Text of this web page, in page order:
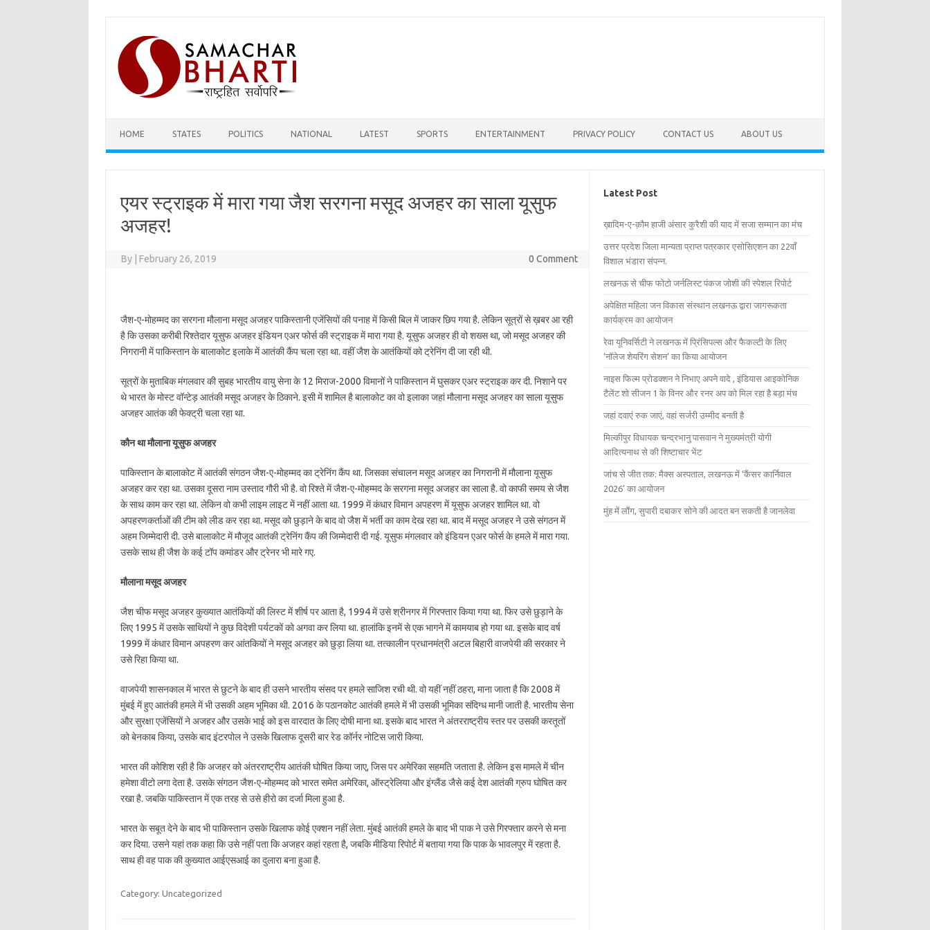
content
HOME STATES POLITICS NATIONAL LATEST SPORTS ENTERTAINMENT PRIVACY POLICY CONTACT US ABOUT US
एयर स्ट्राइक में मारा गया जैश सरगना मसूद अजहर का साला यूसुफ
अजहर!
By February 26, 2019 0 Comment
जैश-ए-मोहम्मद का सरगना मौलाना मसूद अजहर पाकिस्तानी एजेंसियों की पनाह में किसी बिल में जाकर छिप गया है. लेकिन सूत्रों से ख़बर आ रही
है कि उसका करीबी रिश्तेदार यूसुफ अजहर इंडियन एअर फोर्स की स्ट्राइक में मारा गया है. यूसुफ अजहर ही वो शख्स था, जो मसूद अजहर की
निगरानी में पाकिस्तान के बालाकोट इलाके में आतंकी कैंप चला रहा था. वहीं जैश के आतंकियों को ट्रेनिंग दी जा रही थी.
सूत्रों के मुताबिक मंगलवार की सुबह भारतीय वायु सेना के 12 मिराज-2000 विमानों ने पाकिस्तान में घुसकर एअर स्ट्राइक कर दी. निशाने पर
थे भारत के मोस्ट वॉन्टेड़ आतंकी मसूद अजहर के ठिकाने. इसी में शामिल है बालाकोट का वो इलाका जहां मौलाना मसूद अजहर का साला यूसुफ
अजहर आतंक की फेक्ट्री चला रहा था.
कौन था मौलाना यूसुफ अजहर
पाकिस्तान के बालाकोट में आतंकी संगठन जैश-ए-मोहम्मद का ट्रेनिंग कैंप था. जिसका संचालन मसूद अजहर का निगरानी में मौलाना यूसुफ
अजहर कर रहा था. उसका दूसरा नाम उस्ताद गौरी भी है. वो रिश्ते में जैश-ए-मोहम्मद के सरगना मसूद अजहर का साला है. वो काफी समय से जैश
के साथ काम कर रहा था. लेकिन वो कभी लाइम लाइट में नहीं आता था. 1999 में कंधार विमान अपहरण में यूसुफ अजहर शामिल था. वो
अपहरणकर्ताओं की टीम को लीड कर रहा था. मसूद को छुड़ाने के बाद वो जैश में भर्ती का काम देख रहा था. बाद में मसूद अजहर ने उसे संगठन में
अहम जिम्मेदारी दी. उसे बालाकोट में मौजूद आतंकी ट्रेनिंग कैंप की जिम्मेदारी दी गई. यूसुफ मंगलवार को इंडियन एअर फोर्स के हमले में मारा गया.
उसके साथ ही जैश के कई टॉप कमांडर और ट्रेनर भी मारे गए.
मौलाना मसूद अजहर
जैश चीफ मसूद अजहर कुख्यात आतंकियों की लिस्ट में शीर्ष पर आता है, 1994 में उसे श्रीनगर में गिरफ्तार किया गया था. फिर उसे छुड़ाने के
लिए 1995 में उसके साथियों ने कुछ विदेशी पर्यटकों को अगवा कर लिया था. हालांकि इनमें से एक भागने में कामयाब हो गया था. इसके बाद वर्ष
1999 में कंधार विमान अपहरण कर आंतकियों ने मसूद अजहर को छुड़ा लिया था. तत्कालीन प्रधानमंत्री अटल बिहारी वाजपेयी की सरकार ने
उसे रिहा किया था.
वाजपेयी शासनकाल में भारत से छुटने के बाद ही उसने भारतीय संसद पर हमले साजिश रची थी. वो यहीं नहीं ठहरा, माना जाता है कि 2008 में
मुंबई में हुए आतंकी हमले में भी उसकी अहम भूमिका थी. 2016 के पठानकोट आतंकी हमले में भी उसकी भूमिका संदिग्ध मानी जाती है. भारतीय सेना
और सुरक्षा एजेंसियों ने अजहर और उसके भाई को इस वारदात के लिए दोषी माना था. इसके बाद भारत ने अंतरराष्ट्रीय स्तर पर उसकी करतूतों
को बेनकाब किया, उसके बाद इंटरपोल ने उसके खिलाफ दूसरी बार रेड कॉर्नर नोटिस जारी किया.
भारत की कोशिश रही है कि अजहर को अंतरराष्ट्रीय आतंकी घोषित किया जाए, जिस पर अमेरिका सहमति जताता है. लेकिन इस मामले में चीन
हमेशा वीटो लगा देता है. उसके संगठन जैश-ए-मोहम्मद को भारत समेत अमेरिका, ऑस्ट्रेलिया और इंग्लैंड जैसे कई देश आतंकी ग्रुप घोषित कर
रखा है. जबकि पाकिस्तान में एक तरह से उसे हीरो का दर्जा मिला हुआ है.
भारत के सबूत देने के बाद भी पाकिस्तान उसके खिलाफ कोई एक्शन नहीं लेता. मुंबई आतंकी हमले के बाद भी पाक ने उसे गिरफ्तार करने से मना
कर दिया. उसने यहां तक कहा कि उसे नहीं पता कि अजहर कहां रहता है, जबकि मीडिया रिपोर्ट में बताया गया कि पाक के भावलपुर में रहता है.
साथ ही वह पाक की कुख्यात आईएसआई का दुलारा बना हुआ है.
Category: Uncategorized
Latest Post
ख़ादिम-ए-क़ौम हाजी अंसार कुरैशी की याद में सजा सम्मान का मंच
उत्तर प्रदेश जिला मान्यता प्राप्त पत्रकार एसोसिएशन का 22वाँ
विशाल भंडारा संपन्न.
लखनऊ से चीफ फोटो जर्नलिस्ट पंकज जोशी की स्पेशल रिपोर्ट
अपेक्षित महिला जन विकास संस्थान लखनऊ द्वारा जागरूकता
कार्यक्रम का आयोजन
रेवा यूनिवर्सिटी ने लखनऊ में प्रिंसिपल्स और फैकल्टी के लिए
‘नॉलेज शेयरिंग सेशन’ का किया आयोजन
नाइस फिल्म प्रोडक्शन ने निभाए अपने वादे , इंडियास आइकोनिक
टैलेंट शो सीजन 1 के विनर और रनर अप को मिल रहा है बड़ा मंच
जहां दवाएं रुक जाएं, वहां सर्जरी उम्मीद बनती है
मिल्कीपुर विधायक चन्द्रभानु पासवान ने मुख्यमंत्री योगी
आदित्यनाथ से की शिष्टाचार भेंट
जांच से जीत तक: मैक्स अस्पताल, लखनऊ में ‘कैंसर कार्निवाल
2026’ का आयोजन
मुंह में लौंग, सुपारी दबाकर सोने की आदत बन सकती है जानलेवा